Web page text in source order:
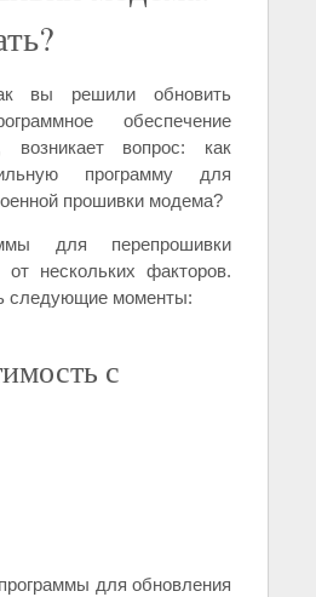
вы решили обновить
обеспечение
возникает вопрос: как
программу для
прошивки модема?
для перепрошивки
нескольких факторов.
следующие моменты:
с
для обновления